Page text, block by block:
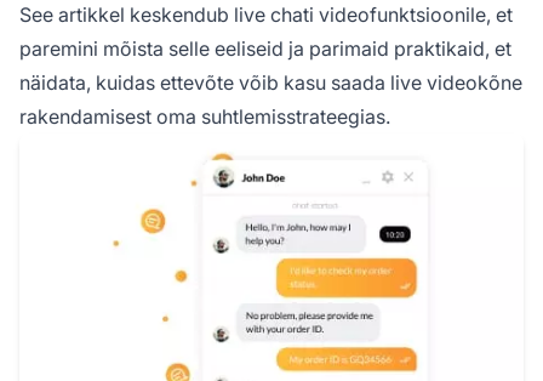
See artikkel keskendub live chati videofunktsioonile, et
paremini mõista selle eeliseid ja parimaid praktikaid, et
näidata, kuidas ettevõte võib kasu saada live videokõne
rakendamisest oma suhtlemisstrateegias.